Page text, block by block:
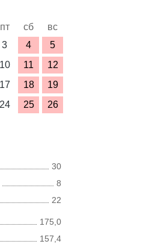
пт сб
вс
3 4
5
10 11
12
17 18
19
24 25
26
30
8
22
175,0
157,4